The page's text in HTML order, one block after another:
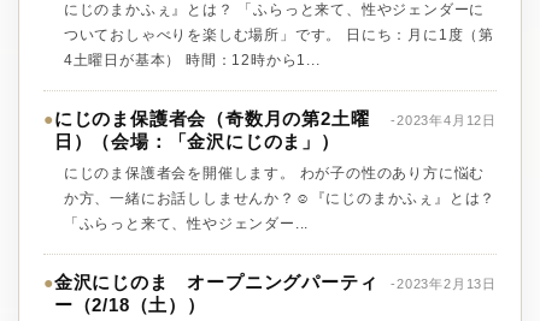
にじのまかふぇ』とは？ 「ふらっと来て、性やジェンダーに
ついておしゃべりを楽しむ場所」です。 日にち：月に1度（第
4土曜日が基本） 時間：12時から1...
●にじのま保護者会（奇数月の第2土曜
日）（会場：「金沢にじのま」）
-2023年4月12日
にじのま保護者会を開催します。 わが子の性のあり方に悩む
か方、一緒にお話ししませんか？☺️『にじのまかふぇ』とは？
「ふらっと来て、性やジェンダー...
●金沢にじのま オープニングパーティ
ー（2/18（土））
-2023年2月13日